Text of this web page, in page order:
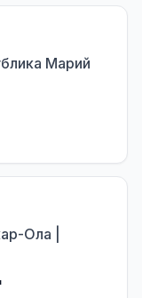
Марий
Ола |